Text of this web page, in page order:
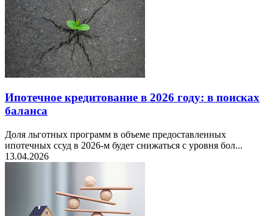
Ипотечное кредитование в 2026 году: в поисках
баланса
Доля льготных программ в объеме предоставленных
ипотечных ссуд в 2026-м будет снижаться с уровня бол...
13.04.2026